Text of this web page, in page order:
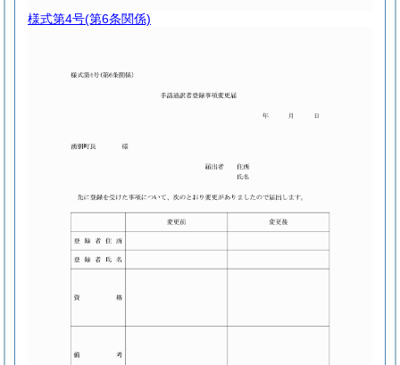
様式第4号(第6条関係)